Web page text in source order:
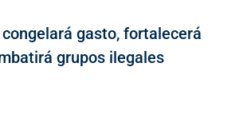
gasto, fortalecerá
grupos ilegales